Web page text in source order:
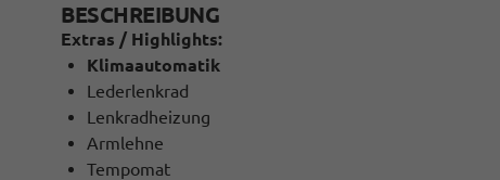
BESCHREIBUNG
Extras / Highlights:
Klimaautomatik
Lederlenkrad
Lenkradheizung
Armlehne
Tempomat